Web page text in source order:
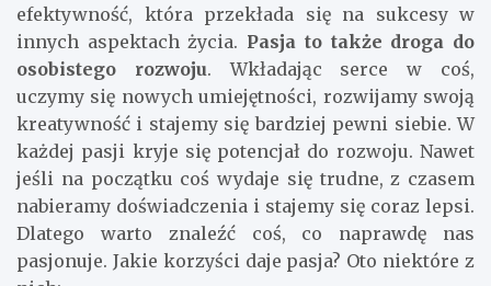
efektywność, która przekłada się na sukcesy w
innych aspektach życia. Pasja to także droga do
osobistego rozwoju. Wkładając serce w coś,
uczymy się nowych umiejętności, rozwijamy swoją
kreatywność i stajemy się bardziej pewni siebie. W
każdej pasji kryje się potencjał do rozwoju. Nawet
jeśli na początku coś wydaje się trudne, z czasem
nabieramy doświadczenia i stajemy się coraz lepsi.
Dlatego warto znaleźć coś, co naprawdę nas
pasjonuje. Jakie korzyści daje pasja? Oto niektóre z